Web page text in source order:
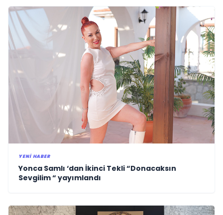
YENI HABER
Yonca Samlı ‘dan İkinci Tekli “Donacaksın
Sevgilim “ yayımlandı